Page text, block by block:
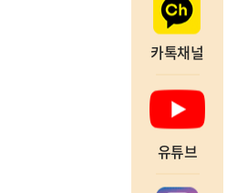
카톡채널
유튜브